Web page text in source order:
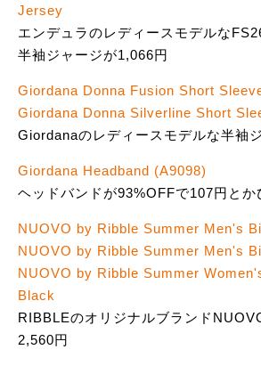
Jersey
エンデュラのレディースモデルな
半袖ジャージが1,066円
Giordana Donna Fusion Short
Giordana Donna Silverline Short
Giordanaのレディースモデルな半袖
Giordana Headband (A9098)
ヘッドバンドが93%OFFで107円とか
NUOVO by Ribble Summer Men's
NUOVO by Ribble Summer Men's
NUOVO by Ribble Summer
Black
RIBBLEのオリジナルブランド
2,560円